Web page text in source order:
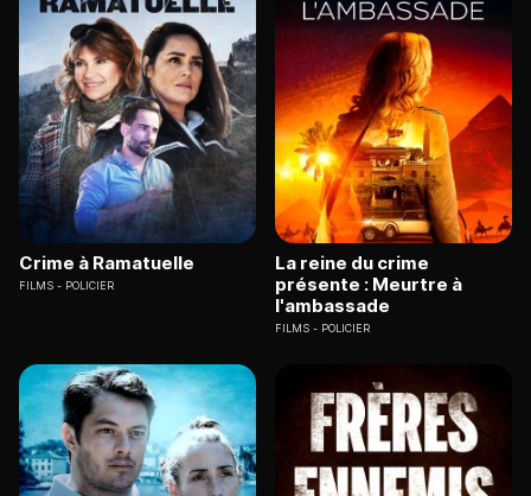
Crime à Ramatuelle
FILMS POLICIER
La reine du crime
présente : Meurtre à
l'ambassade
FILMS POLICIER